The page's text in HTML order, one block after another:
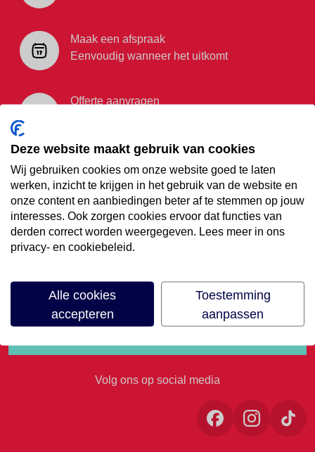
Maak een afspraak
Eenvoudig wanneer het uitkomt
Offerte aanvragen
€35,- korting op je
volgende vakantie
Meld je aan voor onze nieuwsbrief
Volg ons op social media
Deze website maakt gebruik van cookies
Wij gebruiken cookies om onze website goed te laten
werken, inzicht te krijgen in het gebruik van de website en
onze content en aanbiedingen beter af te stemmen op jouw
interesses. Ook zorgen cookies ervoor dat functies van
derden correct worden weergegeven. Lees meer in ons
privacy- en cookiebeleid.
Alle cookies
accepteren
Toestemming
aanpassen